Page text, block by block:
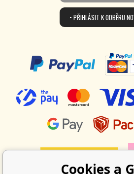
• PŘIHLÁSIT K ODBĚRU
Cookies a